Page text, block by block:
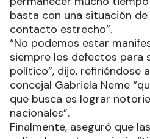
basta con una situación
contacto estrecho”.
“No podemos estar
siempre los defectos para
político”, dijo, refiriéndose
concejal Gabriela Neme
que busca es lograr
nacionales”.
Finalmente, aseguró que